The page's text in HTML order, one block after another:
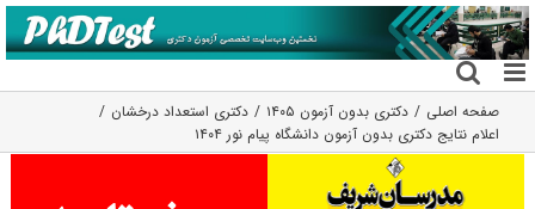
رفتن
به
محتوا
صفحه اصلی دکتری بدون آزمون ۱۴۰۵
دکتری استعداد درخشان
اعلام نتایج دکتری بدون آزمون دانشگاه پیام نور ۱۴۰۴